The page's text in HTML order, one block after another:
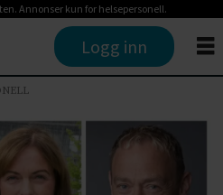
Annonser kun for helsepersonell.
Logg inn